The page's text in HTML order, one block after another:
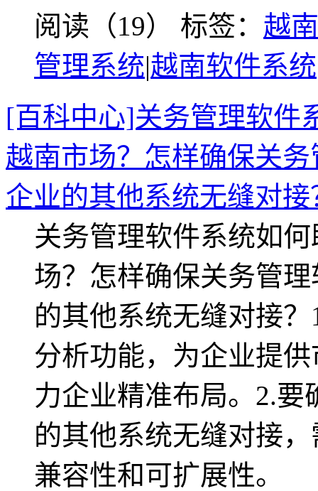
阅读（19） 标签： 越
管理系统|越南软件系统
[百科中心]关务管理软件
越南市场？怎样确保关
企业的其他系统无缝对接
关务管理软件系统如
场？怎样确保关务管
的其他系统无缝对接
分析功能，为企业提
力企业精准布局。2.
的其他系统无缝对接
兼容性和可扩展性。